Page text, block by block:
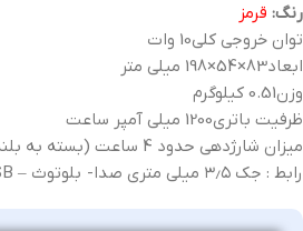
رنگ: قرمز
توان خروجی کلی10 وات
ابعاد83×54×198 میلی متر
وزن0.51 کیلوگرم
ظرفیت باتری1200 میلی آمپر ساعت
میزان شارژدهی حدود 4 ساعت (بسته به بلندی صدا)
رابط : جک ۳٫۵ میلی متری صدا- بلوتوث – USB